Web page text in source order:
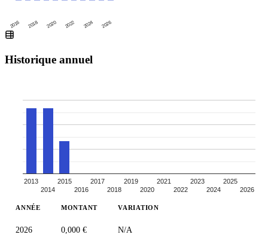
2016 2018 2020 2022 2024 2026
Historique annuel
2013
2014
2015
2016
2017
2018
2019
2020
2021
2022
2023
2024
2025
2026
ANNÉE MONTANT VARIATION
2026 0,000 € N/A